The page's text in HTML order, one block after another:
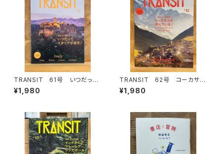
TRANSIT 61号 いつだって
イタリアが好き！
¥1,980
TRANSIT 62号 コーカサス
が呼んでいる！
¥1,980